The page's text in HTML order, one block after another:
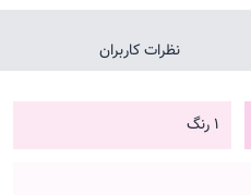
نظرات کاربران
1 رنگ